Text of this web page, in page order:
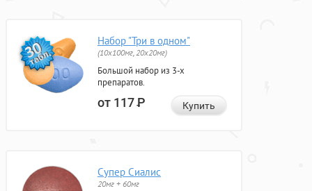
Набор "Три в одном"
(10x100мг, 20x20мг)
Большой набор из 3-х
препаратов.
от 117Р Купить
Супер Сиалис
20мг + 60мг